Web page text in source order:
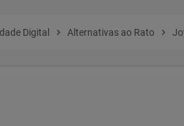
Digital chevron_right Alternativas ao Rato chevron_right